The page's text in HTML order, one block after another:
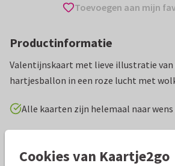
Toevoegen aan mijn
Productinformatie
Valentijnskaart met lieve illustratie van
hartjesballon in een roze lucht met
Alle kaarten zijn helemaal naar wens
Cookies van Kaartje2go